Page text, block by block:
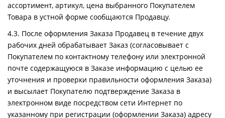
ассортимент, артикул, цена выбранного Покупателем
Товара в устной форме сообщаются Продавцу.
4.3. После оформления Заказа Продавец в течение двух
рабочих дней обрабатывает Заказ (согласовывает с
Покупателем по контактному телефону или электронной
почте содержащуюся в Заказе информацию с целью ее
уточнения и проверки правильности оформления Заказа)
и высылает Покупателю подтверждение Заказа в
электронном виде посредством сети Интернет по
указанному при регистрации (оформлении Заказа) адресу